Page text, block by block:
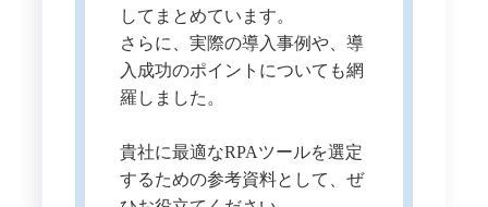
してまとめています。
さらに、実際の導入事例や、導
入成功のポイントについても網
羅しました。
貴社に最適なRPAツールを選定
するための参考資料として、ぜ